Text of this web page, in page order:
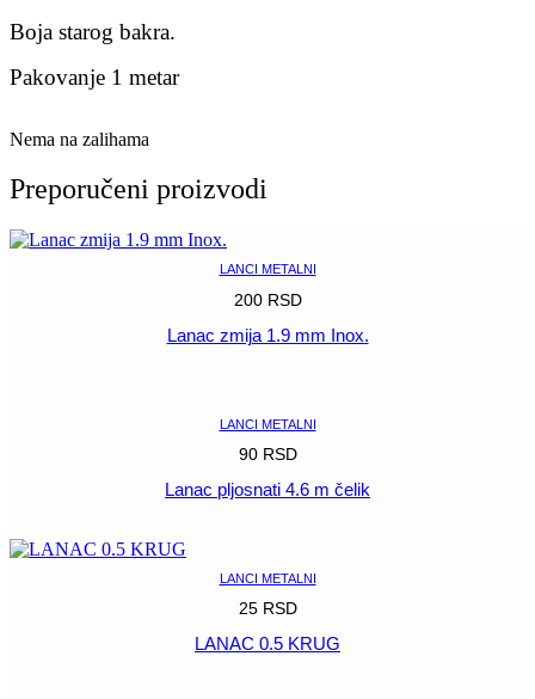
Boja starog bakra.
Pakovanje 1 metar
Nema na zalihama
Preporučeni proizvodi
LANCI METALNI
200 RSD
Lanac zmija 1.9 mm Inox.
LANCI METALNI
90 RSD
Lanac pljosnati 4.6 m čelik
LANCI METALNI
25 RSD
LANAC 0.5 KRUG